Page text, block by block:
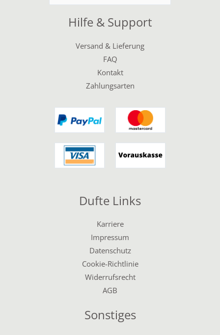
nach:
Hilfe & Support
Versand & Lieferung
FAQ
Kontakt
Zahlungsarten
Dufte Links
Karriere
Impressum
Datenschutz
Cookie-Richtlinie
Widerrufsrecht
AGB
Sonstiges